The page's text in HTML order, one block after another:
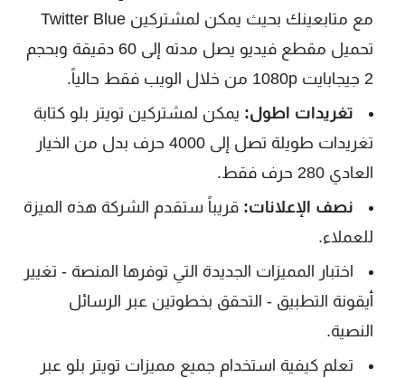
مع متابعينك بحيث يمكن لمشتركين Twitter Blue
تحميل مقطع فيديو يصل مدته إلى 60 دقيقة وبحجم
2 جيجابايت 1080p من خلال الويب فقط حالياً.
تغريدات اطول: يمكن لمشتركين تويتر بلو كتابة
تغريدات طويلة تصل إلى 4000 حرف بدل من الخيار
العادي 280 حرف فقط.
نصف الإعلانات: قريباً ستقدم الشركة هذه الميزة
للعملاء.
اختبار المميزات الجديدة التي توفرها المنصة - تغيير
أيقونة التطبيق - التحقق بخطوتين عبر الرسائل
النصية.
تعلم كيفية استخدام جميع مميزات تويتر بلو عبر